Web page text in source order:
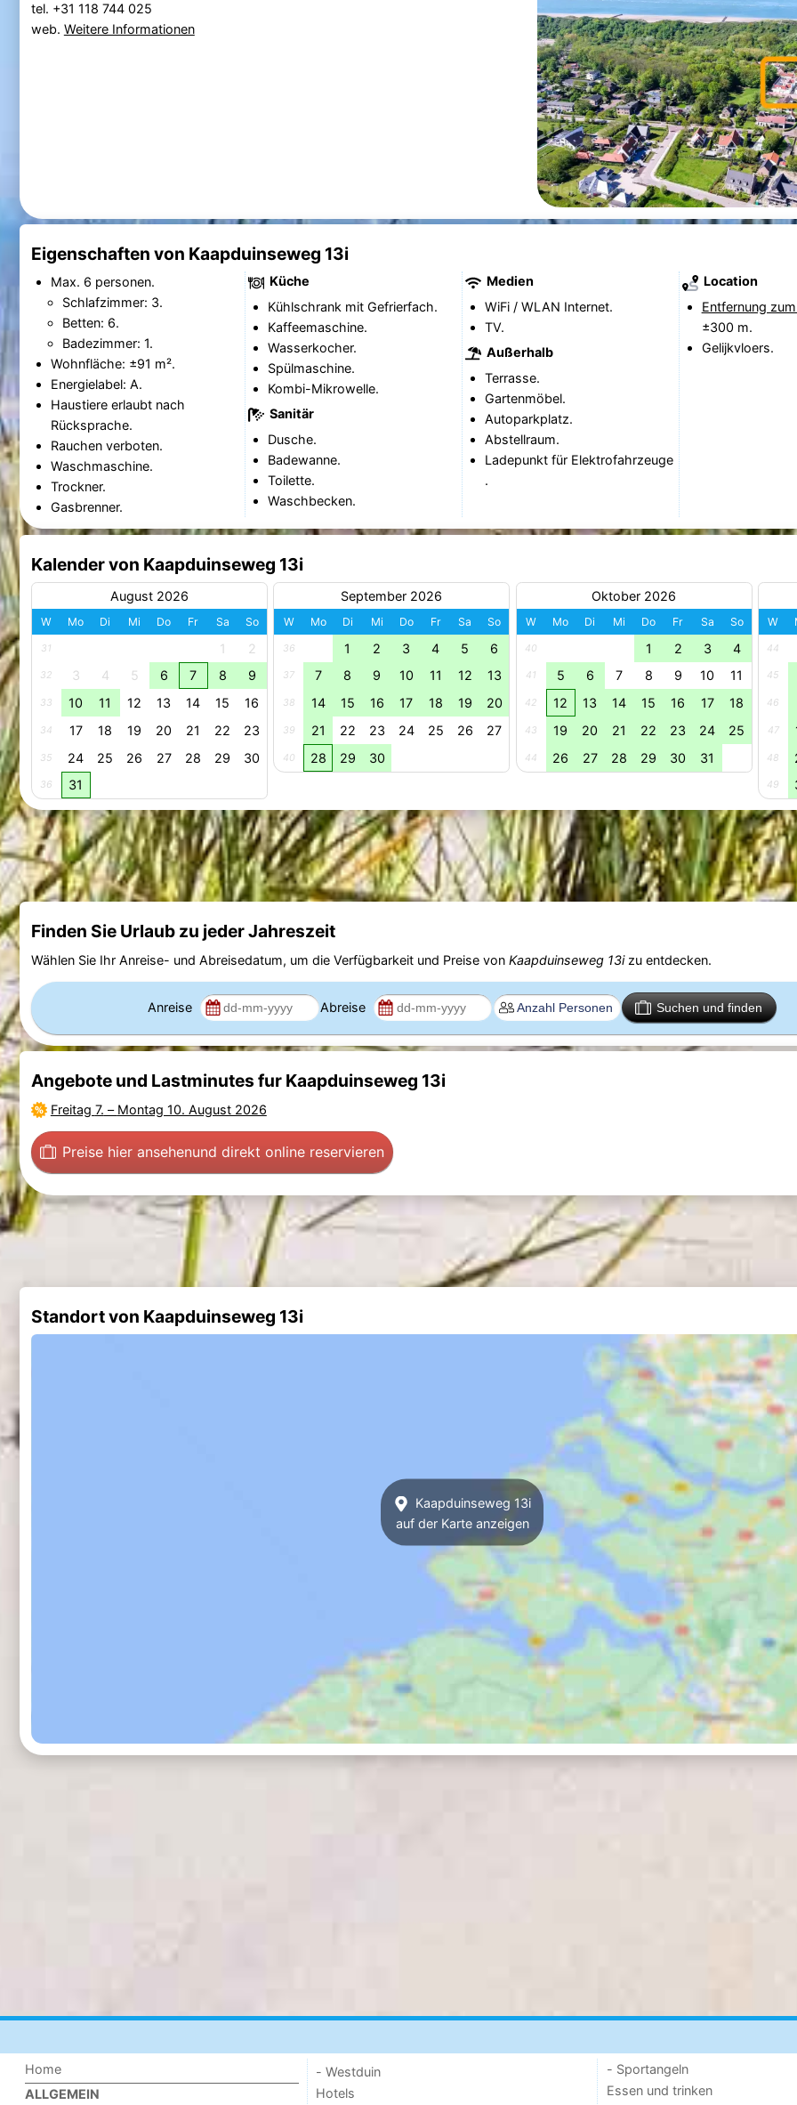
tel. +31 118 744 025
web. Weitere Informationen
Eigenschaften von Kaapduinseweg 13i
Max. 6 personen.
Schlafzimmer: 3.
Betten: 6.
Badezimmer: 1.
Wohnfläche: ±91 m².
Energielabel: A.
Haustiere erlaubt nach
Rücksprache.
Rauchen verboten.
Waschmaschine.
Trockner.
Gasbrenner.
Küche
Kühlschrank mit Gefrierfach.
Kaffeemaschine.
Wasserkocher.
Spülmaschine.
Kombi-Mikrowelle.
Sanitär
Dusche.
Badewanne.
Toilette.
Waschbecken.
Medien
WiFi / WLAN Internet.
TV.
Außerhalb
Terrasse.
Gartenmöbel.
Autoparkplatz.
Abstellraum.
Ladepunkt für Elektrofahrzeuge
.
Location
Entfernung
±300 m.
Gelijkvloers.
Kalender von Kaapduinseweg 13i
August 2026
W Mo Di Mi Do Fr Sa So
31 1 2
32 3 4 5 6 7 8 9
33 10 11 12 13 14 15 16
34 17 18 19 20 21 22 23
35 24 25 26 27 28 29 30
36 31
September 2026
W Mo Di Mi Do Fr Sa So
36 1 2 3 4 5 6
37 7 8 9 10 11 12 13
38 14 15 16 17 18 19 20
39 21 22 23 24 25 26 27
40 28 29 30
Oktober 2026
W Mo Di Mi Do Fr Sa So
40 1 2 3 4
41 5 6 7 8 9 10 11
42 12 13 14 15 16 17 18
43 19 20 21 22 23 24 25
44 26 27 28 29 30 31
W
44
45
46
47
48
49
Finden Sie Urlaub zu jeder Jahreszeit
Wählen Sie Ihr Anreise- und Abreisedatum, um die Verfügbarkeit und Preise von Kaapduinseweg 13izu entdecken.
Anreise Abreise Suchen und finden
Angebote und Lastminutes fur Kaapduinseweg 13i
Freitag 7. – Montag 10. August 2026
Preise hier ansehenund direkt online reservieren
Standort von Kaapduinseweg 13i
Kaapduinseweg 13i
auf der Karte anzeigen
Home
ALLGEMEIN
- Westduin
Hotels
- Sportangeln
Essen und trinken